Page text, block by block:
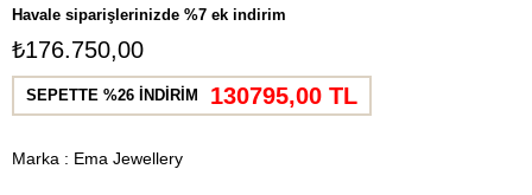
Havale siparişlerinizde %7 ek indirim
₺176.750,00
SEPETTE %26 İNDİRİM 130795,00 TL
Marka : Ema Jewellery